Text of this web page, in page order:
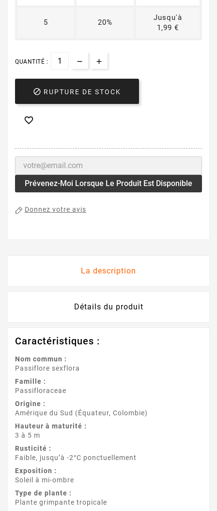
5 20%
Jusqu'à
1,99 €
QUANTITÉ :
 RUPTURE DE STOCK

Prévenez-Moi Lorsque Le Produit Est Disponible
Donnez votre avis
La description
Détails du produit
Caractéristiques :
Nom commun :
Passiflore sexflora
Famille :
Passifloraceae
Origine :
Amérique du Sud (Équateur, Colombie)
Hauteur à maturité :
3 à 5 m
Rusticité :
Faible, jusqu’à -2°C ponctuellement
Exposition :
Soleil à mi-ombre
Type de plante :
Plante grimpante tropicale